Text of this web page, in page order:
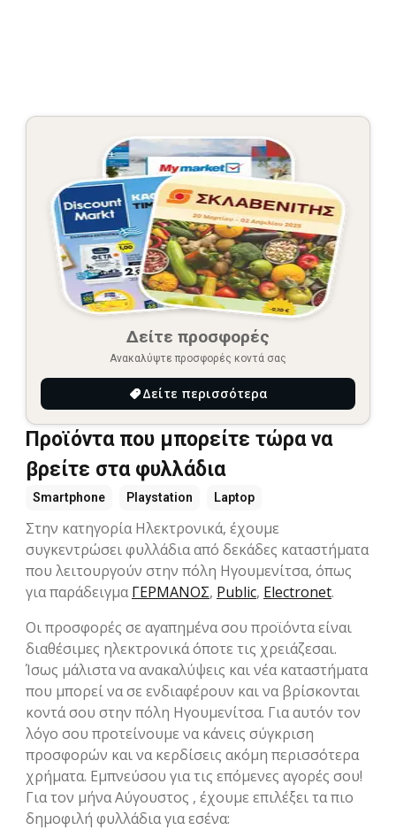
Δείτε προσφορές
Ανακαλύψτε προσφορές κοντά σας
Δείτε περισσότερα
Προϊόντα που μπορείτε τώρα να
βρείτε στα φυλλάδια
Smartphone Playstation Laptop
Στην κατηγορία Hλεκτρονικά, έχουμε
συγκεντρώσει φυλλάδια από δεκάδες καταστήματα
που λειτουργούν στην πόλη Ηγουμενίτσα, όπως
για παράδειγμαΓΕΡΜΑΝΟΣ, Public, Electronet.
Οι προσφορές σε αγαπημένα σου προϊόντα είναι
διαθέσιμες ηλεκτρονικά όποτε τις χρειάζεσαι.
Ίσως μάλιστα να ανακαλύψεις και νέα καταστήματα
που μπορεί να σε ενδιαφέρουν και να βρίσκονται
κοντά σου στην πόλη Ηγουμενίτσα. Για αυτόν τον
λόγο σου προτείνουμε να κάνεις σύγκριση
προσφορών και να κερδίσεις ακόμη περισσότερα
χρήματα. Εμπνεύσου για τις επόμενες αγορές σου!
Για τον μήνα Αύγουστος , έχουμε επιλέξει τα πιο
δημοφιλή φυλλάδια για εσένα: